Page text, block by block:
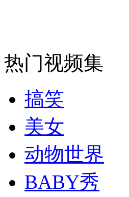
司机酒驾遇交警 急速倒车逃窜
热门视频集
搞笑
美女
动物世界
BABY秀